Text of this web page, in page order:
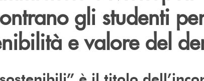
gli studenti
e valore del